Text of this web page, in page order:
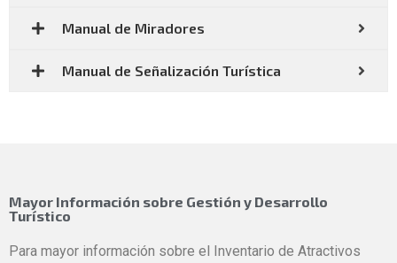
Manual de Miradores
Manual de Señalización Turística
Mayor Información sobre Gestión y Desarrollo
Turístico
Para mayor información sobre el Inventario de Atractivos